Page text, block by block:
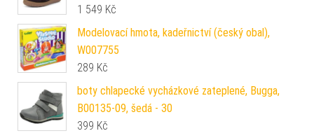
1 549 Kč
Modelovací hmota, kadeřnictví (český obal),
W007755
289 Kč
boty chlapecké vycházkové zateplené, Bugga,
B00135-09, šedá - 30
399 Kč